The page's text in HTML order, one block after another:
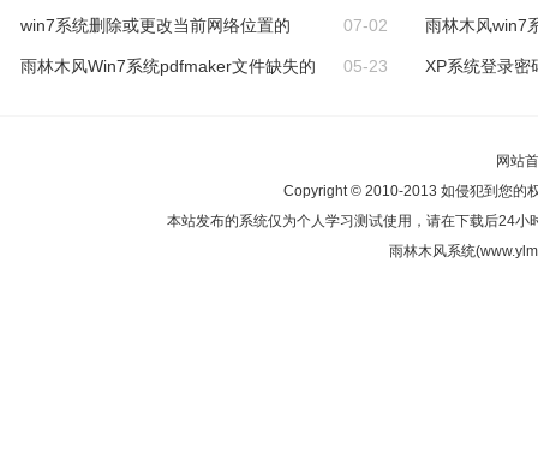
win7系统删除或更改当前网络位置的 07-02 雨林木风win7
雨林木风Win7系统pdfmaker文件缺失的 05-23 XP系统登录密
网站
Copyright © 2010-2013 如侵犯到您的
本站发布的系统仅为个人学习测试使用，请在下载后24
雨林木风系统